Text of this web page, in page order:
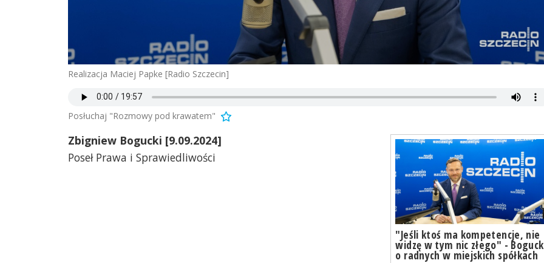
Realizacja Maciej Papke [Radio Szczecin]
Posłuchaj "Rozmowy pod krawatem"
"Jeśli ktoś ma kompetencje, nie
widzę w tym nic złego" -
o radnych w miejskich spółkach
Zbigniew Bogucki [9.09.2024]
Poseł Prawa i Sprawiedliwości